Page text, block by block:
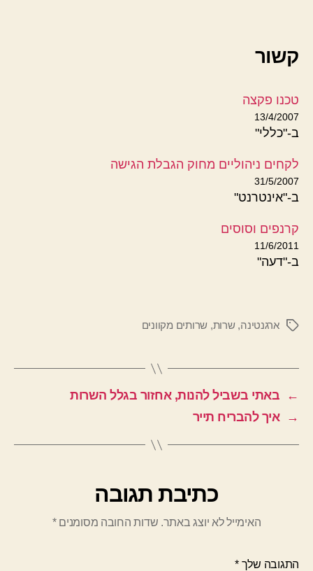
קשור
טכנו פקצה
13/4/2007
ב-"כללי"
לקחים ניהוליים מחוק הגבלת הגישה
31/5/2007
ב-"אינטרנט"
קרנפים וסוסים
11/6/2011
ב-"דעה"
תגיותארגנטינה,שרות, שרותים מקוונים
←
באתי בשביל להנות, אחזור בגלל השרות
→
איך להבריח תייר
כתיבת תגובה
האימייל לא יוצג באתר. שדות החובה מסומנים*
התגובה שלך*